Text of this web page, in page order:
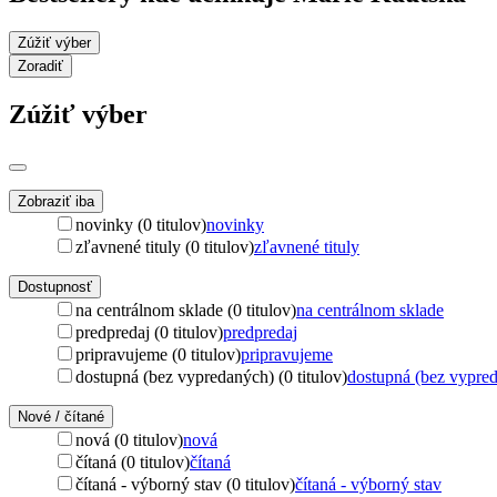
Zúžiť výber
Zoradiť
Zúžiť výber
Zobraziť iba
novinky (0 titulov)novinky
zľavnené tituly (0 titulov)zľavnené tituly
Dostupnosť
na centrálnom sklade (0 titulov)na centrálnom sklade
predpredaj (0 titulov)predpredaj
pripravujeme (0 titulov)pripravujeme
dostupná (bez vypredaných) (0 titulov)dostupná (bez
Nové / čítané
nová (0 titulov)nová
čítaná (0 titulov)čítaná
čítaná - výborný stav (0 titulov)čítaná - výborný stav